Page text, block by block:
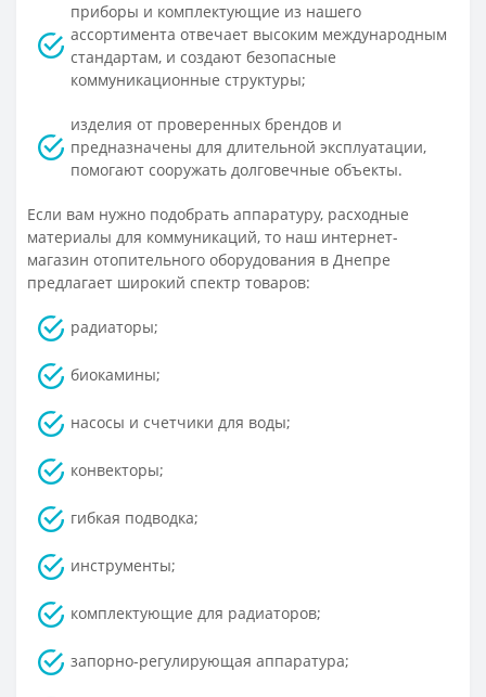
приборы и комплектующие из нашего
ассортимента отвечает высоким международным
стандартам, и создают безопасные
коммуникационные структуры;
изделия от проверенных брендов и
предназначены для длительной эксплуатации,
помогают сооружать долговечные объекты.
Если вам нужно подобрать аппаратуру, расходные
материалы для коммуникаций, то наш интернет-
магазин отопительного оборудования в Днепре
предлагает широкий спектр товаров:
радиаторы;
биокамины;
насосы и счетчики для воды;
конвекторы;
гибкая подводка;
инструменты;
комплектующие для радиаторов;
запорно-регулирующая аппаратура;